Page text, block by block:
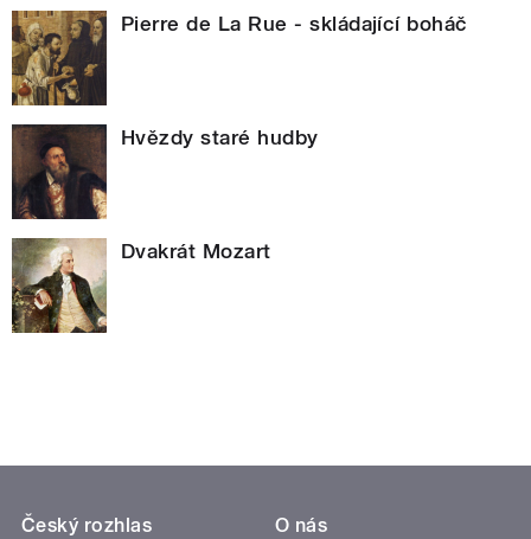
Pierre de La Rue - skládající boháč
Hvězdy staré hudby
Dvakrát Mozart
Český rozhlas
O nás